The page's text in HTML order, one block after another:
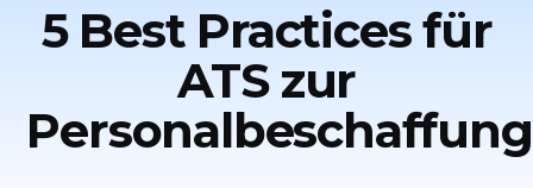
5 Best Practices für
ATS zur
Personalbeschaffung